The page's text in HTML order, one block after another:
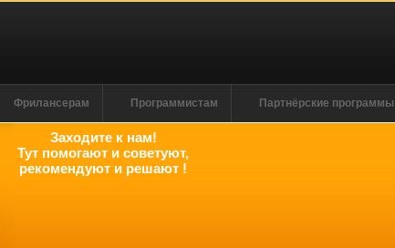
Фрилансерам Программистам Партнёрские программы
Заходите к нам!
Тут помогают и советуют,
рекомендуют и решают !